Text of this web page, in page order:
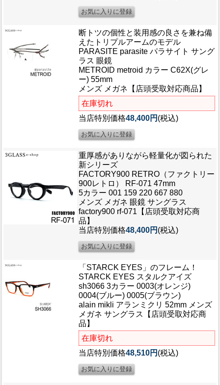
断トツの個性と装用感の良さを兼ね備
えたトリプルアームのモデル
PARASITE parasite パラサイト サング
ラス 眼鏡
METROID metroid カラー C62X(グレ
ー) 55mm
メンズ メガネ【店頭受取対応商品】
在庫切れ
当店特別価格48,400円 (税込)
重厚感がありながら軽量化が図られた
新シリーズ
FACTORY900 RETRO（ファクトリー
900レトロ） RF-071 47mm
5カラー 001 159 220 667 880
メンズ メガネ 眼鏡 サングラス
factory900 rf-071【店頭受取対応商
品】
当店特別価格48,400円 (税込)
「STARCK EYES」のフレーム！
STARCK EYES スタルクアイズ
sh3066 3カラー 0003(オレンジ)
0004(ブルー) 0005(ブラウン)
alain mikli アランミクリ 52mm メンズ
メガネ サングラス【店頭受取対応商
品】
在庫切れ
当店特別価格48,510円 (税込)